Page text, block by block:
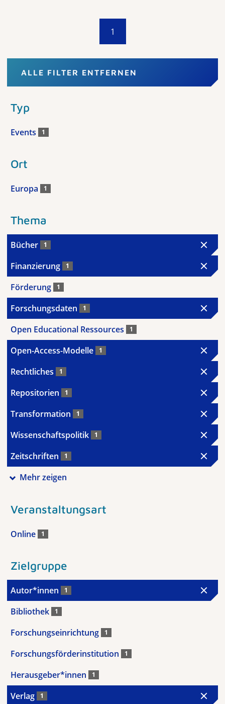
1
ALLE FILTER ENTFERNEN
Typ
Events 1
Ort
Europa 1
Thema
Bücher 1
Finanzierung 1
Förderung 1
Forschungsdaten 1
Open Educational Ressources 1
Open-Access-Modelle 1
Rechtliches 1
Repositorien 1
Transformation 1
Wissenschaftspolitik 1
Zeitschriften 1
Mehr zeigen
Veranstaltungsart
Online 1
Zielgruppe
Autor*innen 1
Bibliothek 1
Forschungseinrichtung 1
Forschungsförderinstitution 1
Herausgeber*innen 1
Verlag 1